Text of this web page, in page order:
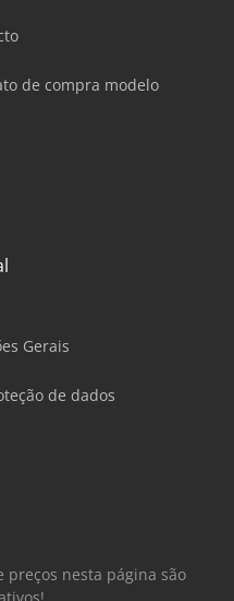
de compra modelo
Gerais
de dados
preços nesta página são